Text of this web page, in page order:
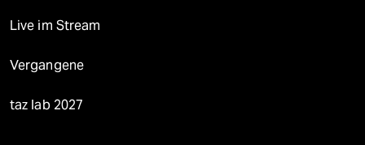
Live im Stream
Vergangene
taz lab 2027